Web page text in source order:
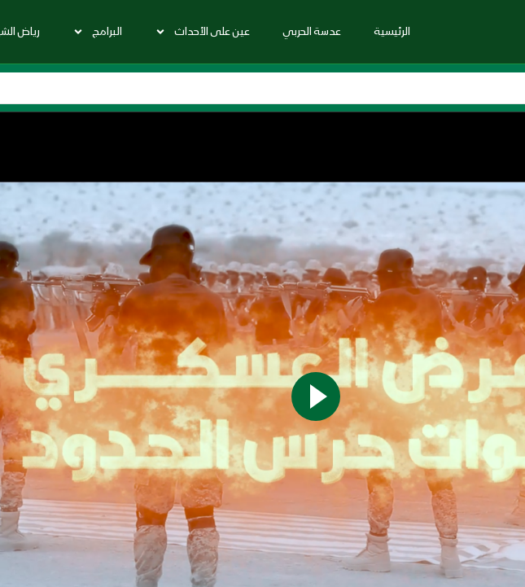
الرئيسية عدسة الحربي عين على الأحداث البرامج رياض